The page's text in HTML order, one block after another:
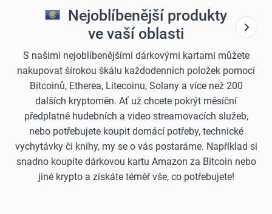
Nejoblíbenější produkty
ve vaší oblasti
S našimi nejoblíbenějšími dárkovými kartami můžete
nakupovat širokou škálu každodenních položek pomocí
Bitcoinů, Etherea, Litecoinu, Solany a více než 200
dalších kryptoměn. Ať už chcete pokrýt měsíční
předplatné hudebních a video streamovacích služeb,
nebo potřebujete koupit domácí potřeby, technické
vychytávky či knihy, my se o vás postaráme. Například si
snadno koupíte dárkovou kartu Amazon za Bitcoin nebo
jiné krypto a získáte téměř vše, co potřebujete!